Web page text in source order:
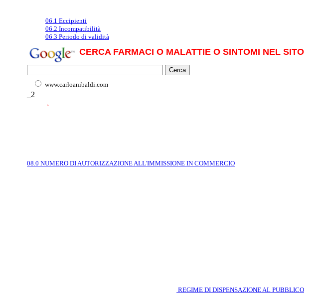
06.1 Eccipienti
06.2 Incompatibilità
06.3 Periodo di validità
CERCA FARMACI O MALATTIE O SINTOMI NEL SITO
www.carloanibaldi.com
_2
.
08.0 NUMERO DI AUTORIZZAZIONE ALL'IMMISSIONE IN COMMERCIO
REGIME DI DISPENSAZIONE AL PUBBLICO